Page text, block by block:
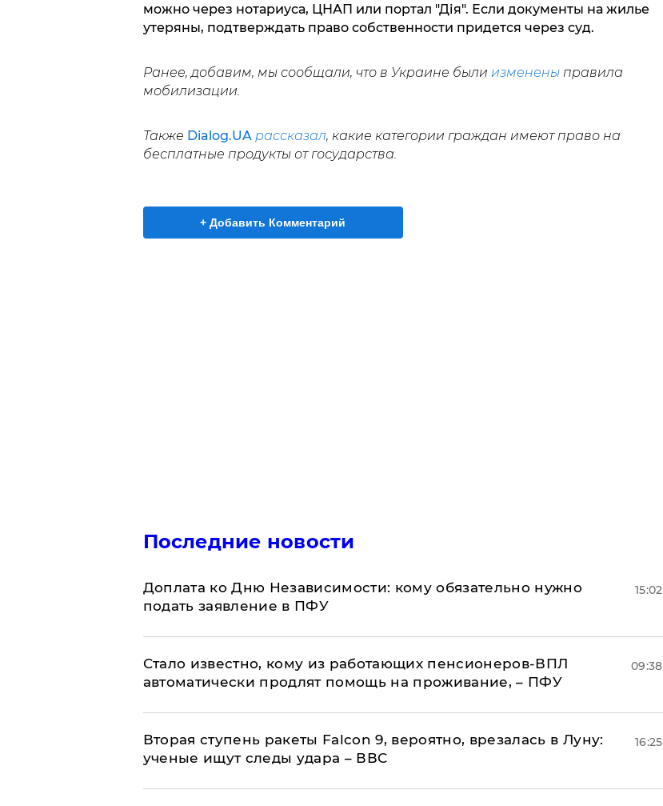
можно через нотариуса, ЦНАП или портал "Дія". Если документы на жилье
утеряны, подтверждать право собственности придется через суд.
Ранее, добавим, мы сообщали, что в Украине были измененыправила
мобилизации.
Также Dialog.UA рассказал, какие категории граждан имеют право на
бесплатные продукты от государства.
+ Добавить Комментарий
Последние новости
Доплата ко Дню Независимости: кому обязательно нужно
подать заявление в ПФУ
15:02
Стало известно, кому из работающих пенсионеров-ВПЛ
автоматически продлят помощь на проживание, – ПФУ
09:38
Вторая ступень ракеты Falcon 9, вероятно, врезалась в Луну:
ученые ищут следы удара – ВВС
16:25